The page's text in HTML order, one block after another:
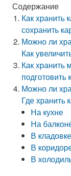
Содержание
Как хранить
сохранить
Можно ли
Как
Как хранить
Можно ли
Где хранить
На кухне
На
В кладовке
В
В